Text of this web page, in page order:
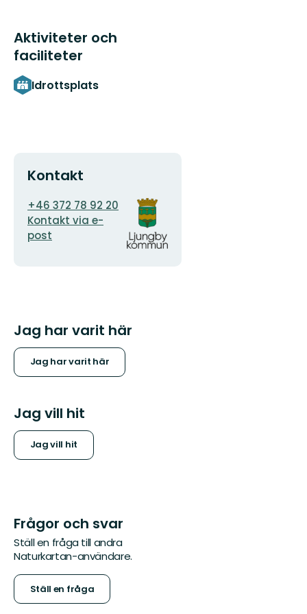
Aktiviteter och
faciliteter
Idrottsplats
Kontakt
E-
postadress
+46 372 78 92 20
Kontakt via e-
post
Organisationens
logotyp
Jag har varit här
Jag har varit här
Jag vill hit
Jag vill hit
Frågor och svar
Ställ en fråga till andra
Naturkartan-användare.
Ställ en fråga